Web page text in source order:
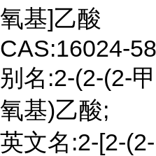
氧基]乙酸
CAS:16024-
别名:2-(2-(2-
氧基)乙酸;
英文名:2-[2-(2-